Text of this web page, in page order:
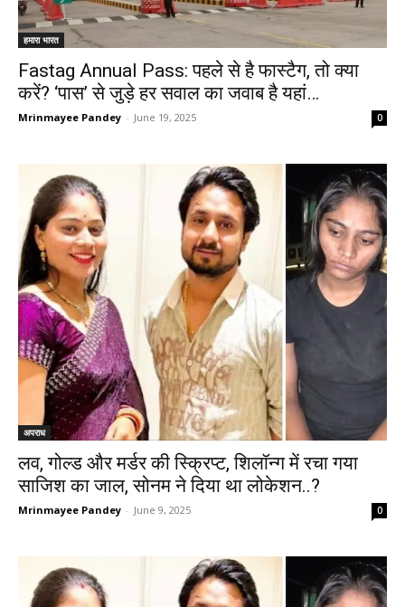
हमारा भारत
Fastag Annual Pass: पहले से है फास्टैग, तो क्या
करें? ‘पास’ से जुड़े हर सवाल का जवाब है यहां…
Mrinmayee Pandey - June 19, 2025 0
अपराध
लव, गोल्ड और मर्डर की स्क्रिप्ट, शिलॉन्ग में रचा गया
साजिश का जाल, सोनम ने दिया था लोकेशन..?
Mrinmayee Pandey - June 9, 2025 0